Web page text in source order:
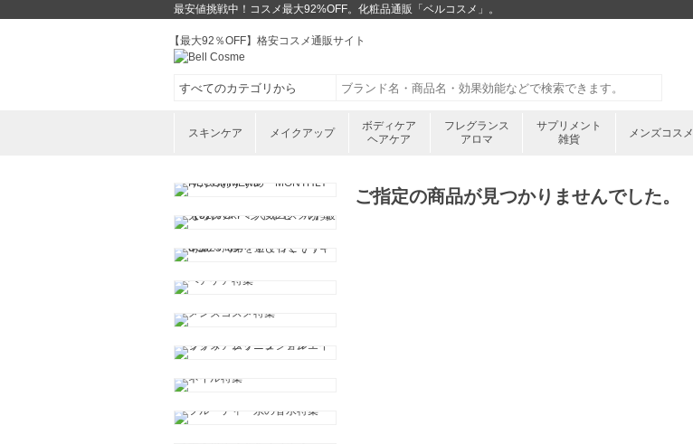
最安値挑戦中！コスメ最大92%OFF。化粧品通販「ベルコスメ」。
【最大92％OFF】格安コスメ通販サイト
スキンケア メイクアップ
ボディケア
ヘアケア
フレグランス
アロマ
サプリメント
雑貨
メンズコスメ
ご指定の商品が見つかりませんでした。